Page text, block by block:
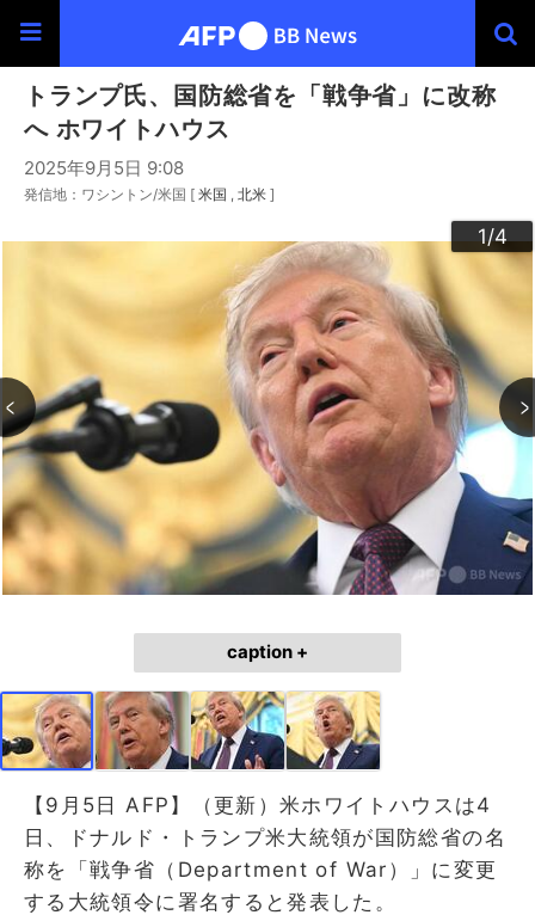
トランプ氏、国防総省を「戦争省」に改称
へ ホワイトハウス
2025年9月5日 9:08
発信地：ワシントン/米国 [ 米国 北米 ]
1/4
2/4
3/4
4/4
caption +
【9月5日 AFP】（更新）米ホワイトハウスは4
日、ドナルド・トランプ米大統領が国防総省の名
称を「戦争省（Department of War）」に変更
する大統領令に署名すると発表した。